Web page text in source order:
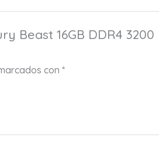
Beast 16GB DDR4 3200
con*